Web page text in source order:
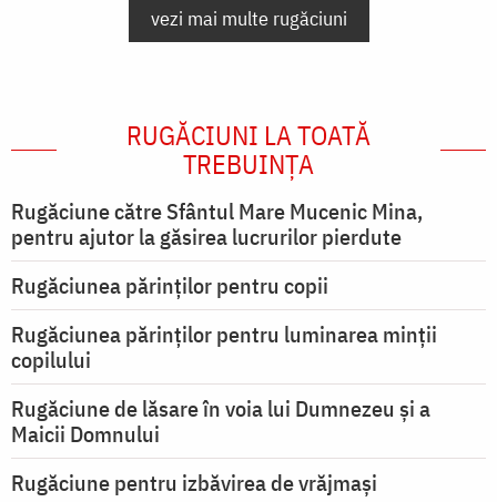
vezi mai multe rugăciuni
RUGĂCIUNI LA TOATĂ
TREBUINȚA
Rugăciune către Sfântul Mare Mucenic Mina,
pentru ajutor la găsirea lucrurilor pierdute
Rugăciunea părinților pentru copii
Rugăciunea părinților pentru luminarea minţii
copilului
Rugăciune de lăsare în voia lui Dumnezeu şi a
Maicii Domnului
Rugăciune pentru izbăvirea de vrăjmași